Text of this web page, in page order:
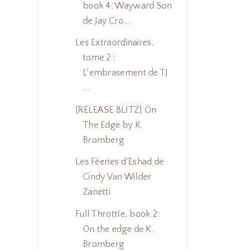
book 4: Wayward Son
de Jay Cro...
Les Extraordinaires,
tome 2 :
L'embrasement de TJ
...
[RELEASE BLITZ] On
The Edge by K.
Bromberg
Les Féeries d’Eshad de
Cindy Van Wilder
Zanetti
Full Throttle, book 2:
On the edge de K.
Bromberg